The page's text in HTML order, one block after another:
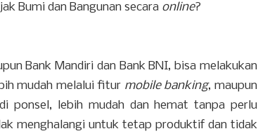
Bumi dan Bangunan secara online?
Bank Mandiri dan Bank BNI, bisa melakukan
mudah melalui fitur mobile banking, maupun
ponsel, lebih mudah dan hemat tanpa perlu
menghalangi untuk tetap produktif dan tidak